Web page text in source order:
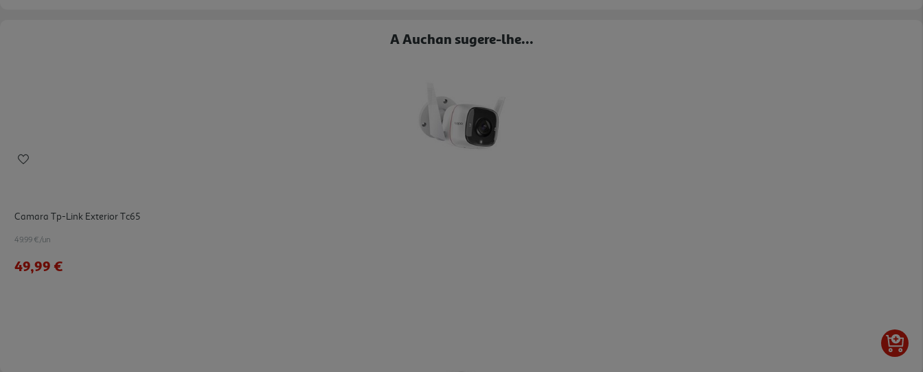
A Auchan sugere-lhe...
Camara Tp-Link Exterior Tc65
49.99 €/un
49,99 €